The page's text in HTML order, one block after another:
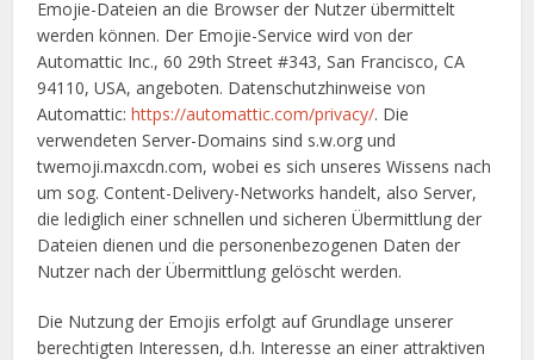
Emojie-Dateien an die Browser der Nutzer übermittelt
werden können. Der Emojie-Service wird von der
Automattic Inc., 60 29th Street #343, San Francisco, CA
94110, USA, angeboten. Datenschutzhinweise von
Automattic:https://automattic.com/privacy/. Die
verwendeten Server-Domains sind s.w.org und
twemoji.maxcdn.com, wobei es sich unseres Wissens nach
um sog. Content-Delivery-Networks handelt, also Server,
die lediglich einer schnellen und sicheren Übermittlung der
Dateien dienen und die personenbezogenen Daten der
Nutzer nach der Übermittlung gelöscht werden.
Die Nutzung der Emojis erfolgt auf Grundlage unserer
berechtigten Interessen, d.h. Interesse an einer attraktiven